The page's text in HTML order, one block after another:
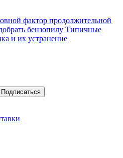
фактор продолжительной
бензопилу Типичные
и их устранение
Подписаться